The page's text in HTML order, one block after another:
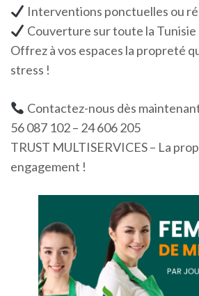
Interventions ponctuelles ou
Couverture sur toute la Tunisie
Offrez à vos espaces la propreté
stress !
Contactez-nous dès
56 087 102 – 24 606 205
TRUST MULTISERVICES – La
engagement !